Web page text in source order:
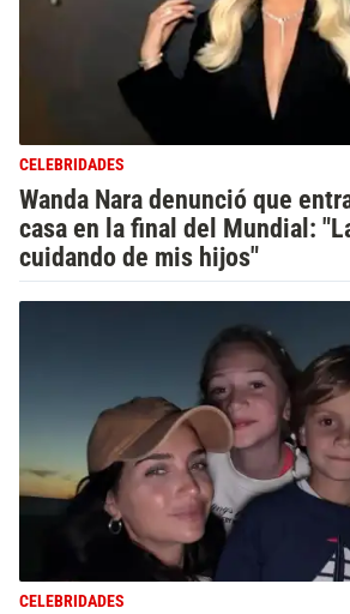
CELEBRIDADES
Wanda Nara denunció que
casa en la final del Mundial:
cuidando de mis hijos"
CELEBRIDADES